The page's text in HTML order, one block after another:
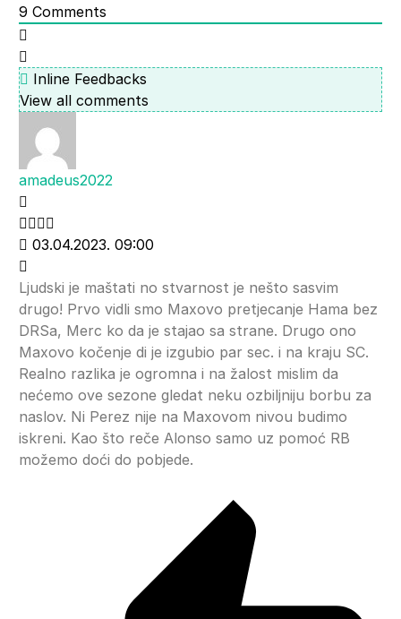
9 Comments
Inline Feedbacks
View all comments
amadeus2022
03.04.2023. 09:00
Ljudski je maštati no stvarnost je nešto sasvim
drugo! Prvo vidli smo Maxovo pretjecanje Hama bez
DRSa, Merc ko da je stajao sa strane. Drugo ono
Maxovo kočenje di je izgubio par sec. i na kraju SC.
Realno razlika je ogromna i na žalost mislim da
nećemo ove sezone gledat neku ozbiljniju borbu za
naslov. Ni Perez nije na Maxovom nivou budimo
iskreni. Kao što reče Alonso samo uz pomoć RB
možemo doći do pobjede.